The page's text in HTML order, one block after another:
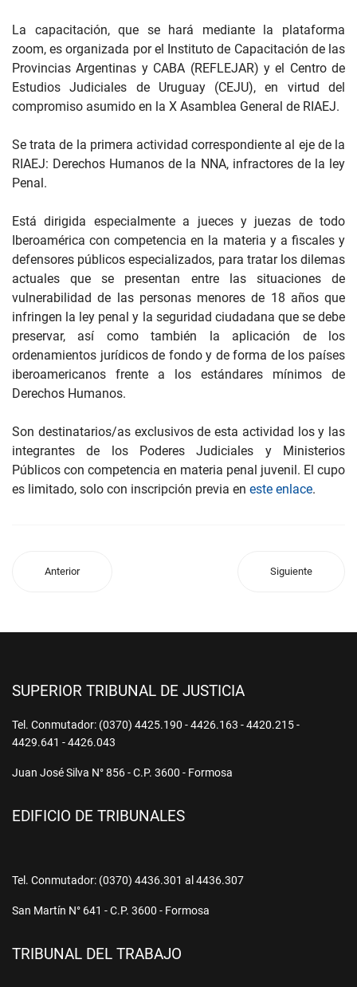
La capacitación, que se hará mediante la plataforma
zoom, es organizada por el Instituto de Capacitación de las
Provincias Argentinas y CABA (REFLEJAR) y el Centro de
Estudios Judiciales de Uruguay (CEJU), en virtud del
compromiso asumido en la X Asamblea General de RIAEJ.
Se trata de la primera actividad correspondiente al eje de la
RIAEJ: Derechos Humanos de la NNA, infractores de la ley
Penal.
Está dirigida especialmente a jueces y juezas de todo
Iberoamérica con competencia en la materia y a fiscales y
defensores públicos especializados, para tratar los dilemas
actuales que se presentan entre las situaciones de
vulnerabilidad de las personas menores de 18 años que
infringen la ley penal y la seguridad ciudadana que se debe
preservar, así como también la aplicación de los
ordenamientos jurídicos de fondo y de forma de los países
iberoamericanos frente a los estándares mínimos de
Derechos Humanos.
Son destinatarios/as exclusivos de esta actividad los y las
integrantes de los Poderes Judiciales y Ministerios
Públicos con competencia en materia penal juvenil. El cupo
es limitado, solo con inscripción previa en este enlace.
Anterior Siguiente
SUPERIOR TRIBUNAL DE JUSTICIA
Tel. Conmutador: (0370) 4425.190 - 4426.163 - 4420.215 -
4429.641 - 4426.043
Juan José Silva N° 856 - C.P. 3600 - Formosa
EDIFICIO DE TRIBUNALES
Tel. Conmutador: (0370) 4436.301 al 4436.307
San Martín N° 641 - C.P. 3600 - Formosa
TRIBUNAL DEL TRABAJO